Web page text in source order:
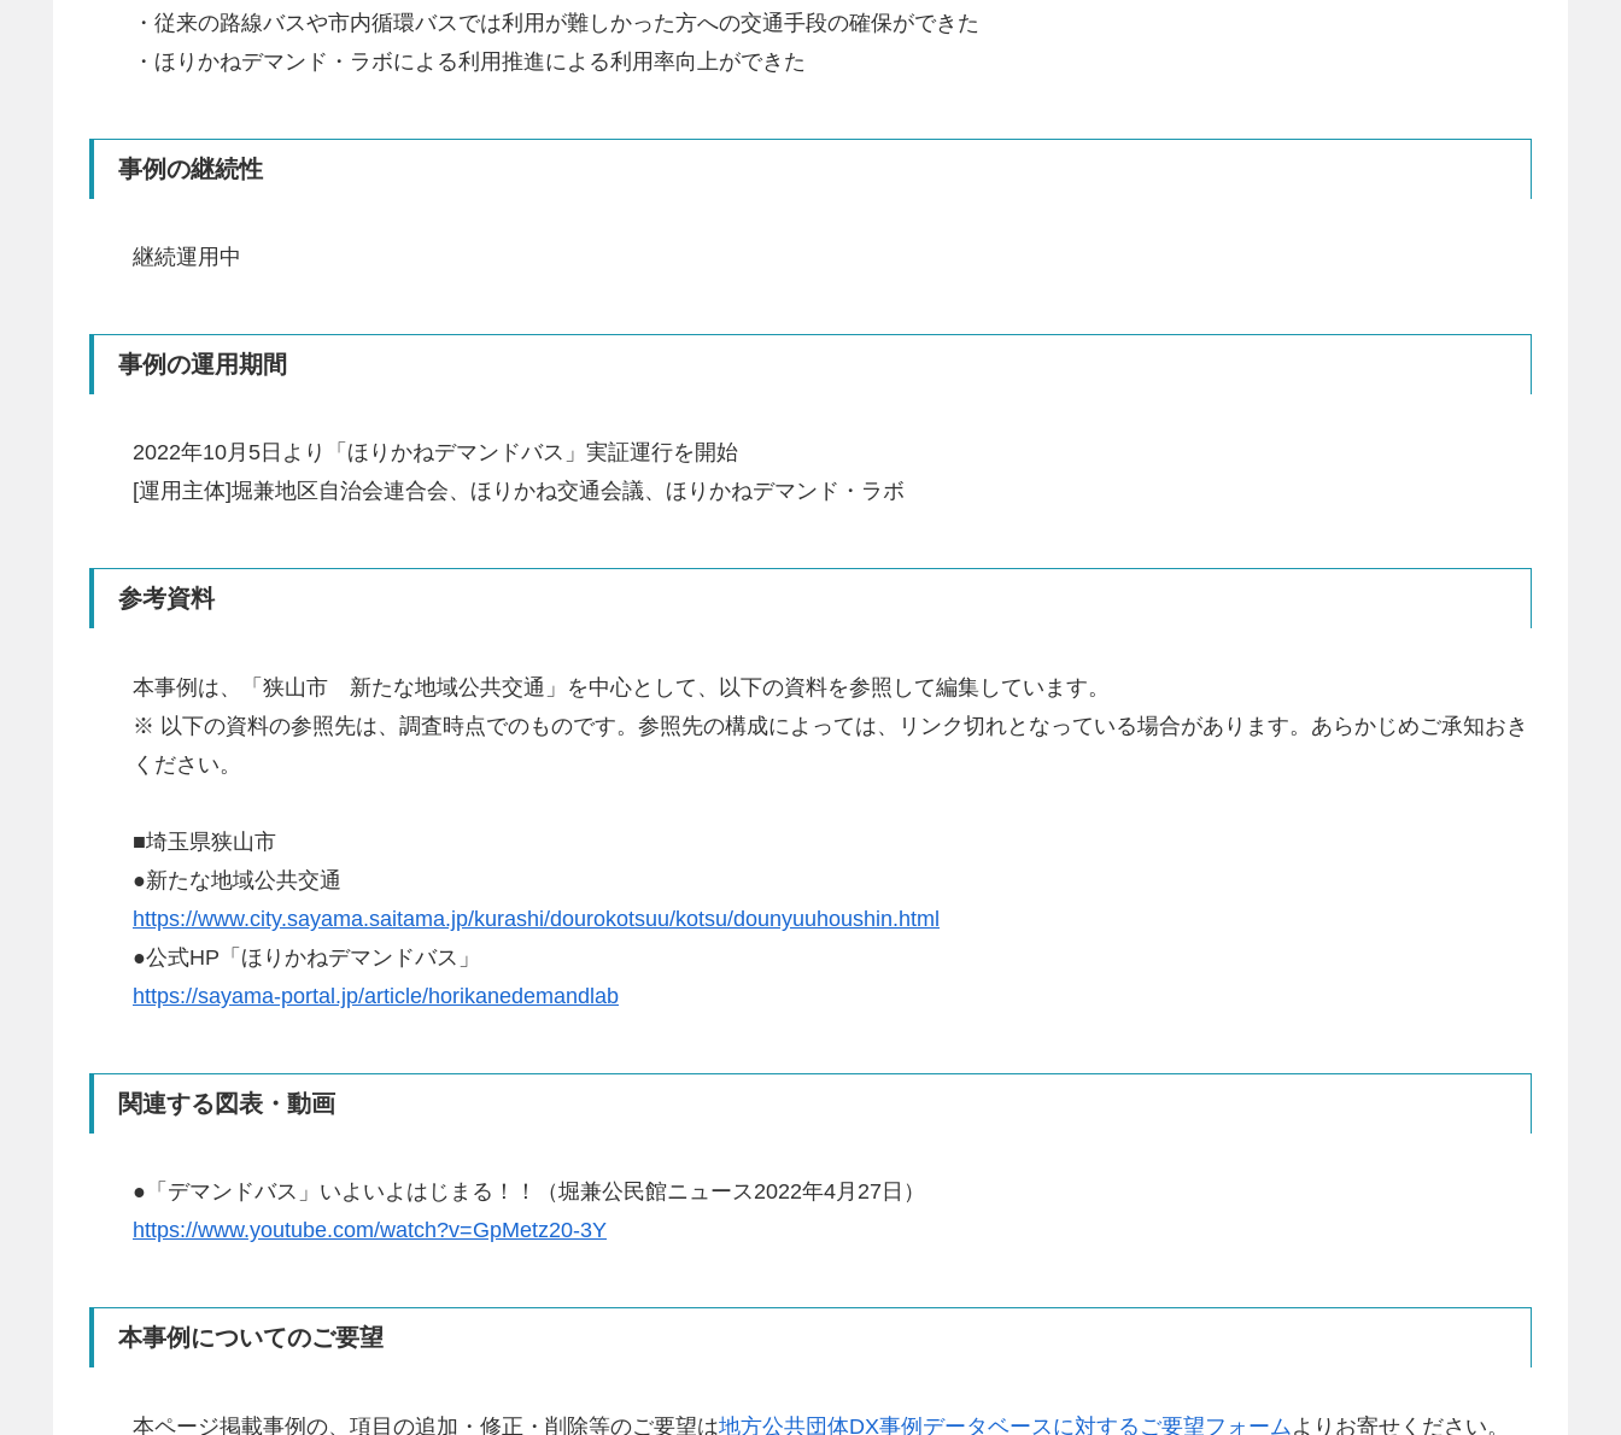
・従来の路線バスや市内循環バスでは利用が難しかった方への交通手段の確保ができた
・ほりかねデマンド・ラボによる利用推進による利用率向上ができた
事例の継続性
継続運用中
事例の運用期間
2022年10月5日より「ほりかねデマンドバス」実証運行を開始
[運用主体]堀兼地区自治会連合会、ほりかね交通会議、ほりかねデマンド・ラボ
参考資料
本事例は、「狭山市 新たな地域公共交通」を中心として、以下の資料を参照して編集しています。
※ 以下の資料の参照先は、調査時点でのものです。参照先の構成によっては、リンク切れとなっている場合があります。あらかじめご承知おき
ください。
■埼玉県狭山市
●新たな地域公共交通
https://www.city.sayama.saitama.jp/kurashi/dourokotsuu/kotsu/dounyuuhoushin.html
●公式HP「ほりかねデマンドバス」
https://sayama-portal.jp/article/horikanedemandlab
関連する図表・動画
●「デマンドバス」いよいよはじまる！！（堀兼公民館ニュース2022年4月27日）
https://www.youtube.com/watch?v=GpMetz20-3Y
本事例についてのご要望
本ページ掲載事例の、項目の追加・修正・削除等のご要望は地方公共団体DX事例データベースに対するご要望フォーム よりお寄せください。